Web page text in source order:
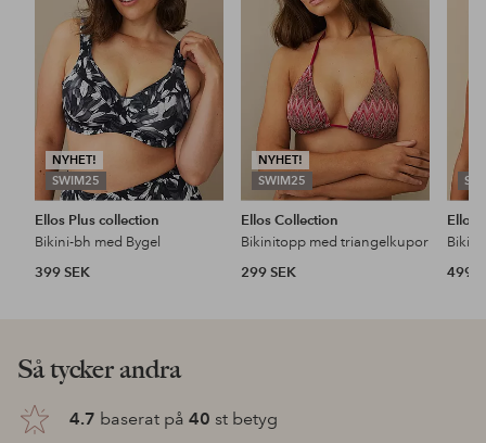
NYHET!
SWIM25
favoriter
Ellos Plus collection
Bikini-bh med Bygel
399 SEK
NYHET!
SWIM25
favoriter
Ellos Collection
Bikinitopp med triangelkupor
299 SEK
Ellos
499
Så tycker andra
4.7 baserat på 40 st betyg